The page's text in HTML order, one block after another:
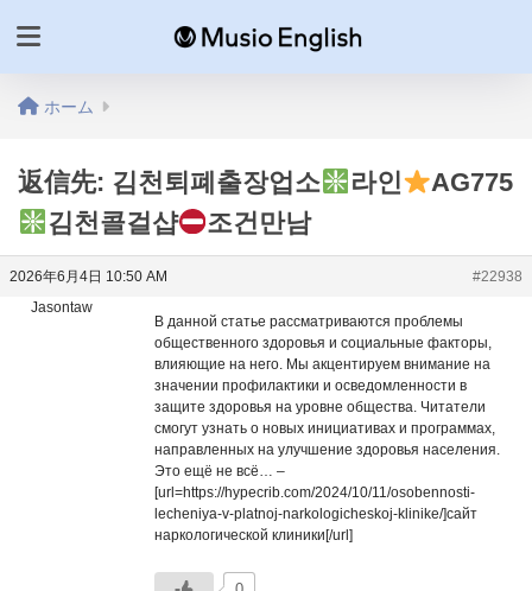
ホーム
返信先: 김천퇴폐출장업소 라인
AG775
김천콜걸샵
조건만남
2026年6月4日 10:50 AM
#22938
Jasontaw
В данной статье рассматриваются проблемы
общественного здоровья и социальные факторы,
влияющие на него. Мы акцентируем внимание на
значении профилактики и осведомленности в
защите здоровья на уровне общества. Читатели
смогут узнать о новых инициативах и программах,
направленных на улучшение здоровья населения.
Это ещё не всё… –
[url=https://hypecrib.com/2024/10/11/osobennosti-
lecheniya-v-platnoj-narkologicheskoj-klinike/]сайт
наркологической клиники[/url]